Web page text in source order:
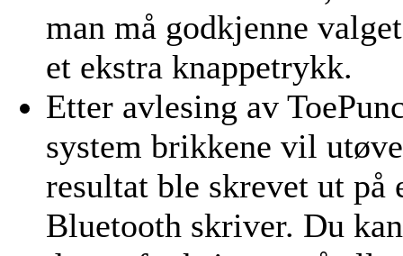
man må godkjenne
et ekstra knappetrykk.
Etter avlesing av
system brikkene vil
resultat ble skrevet ut på
Bluetooth skriver. Du